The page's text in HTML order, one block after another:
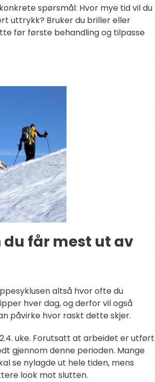
spørsmål: Hvor mye tid vil du
uttrykk? Bruker du briller eller
før første behandling og tilpasse
får mest ut av
altså hvor ofte du
hver dag, og derfor vil også
påvirke hvor raskt dette skjer.
uke. Forutsatt at arbeidet er utført
gjennom denne perioden. Mange
se nylagde ut hele tiden, mens
look mot slutten.